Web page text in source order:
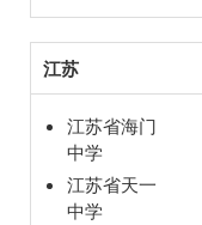
江苏
江苏省海门
中学
江苏省天一
中学